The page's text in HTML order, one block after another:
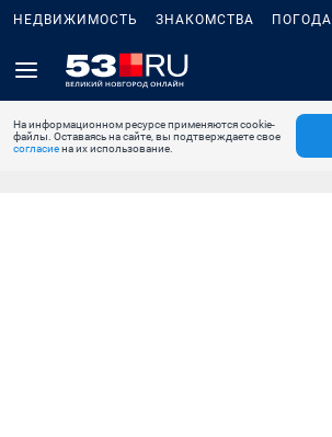
НЕДВИЖИМОСТЬ ЗНАКОМСТВА ПОГОДА
На информационном ресурсе применяются cookie-
файлы. Оставаясь на сайте, вы подтверждаете свое
согласиена их использование.